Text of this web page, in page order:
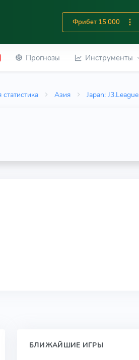
Фрибет 15 000
Прогнозы Инструменты
Азия Japan: J3.League
БЛИЖАЙШИЕ ИГРЫ